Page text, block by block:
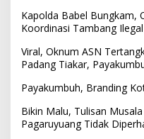
Kapolda Babel Bungkam,
Koordinasi Tambang
Viral, Oknum ASN
Padang Tiakar,
Payakumbuh, Branding
Bikin Malu, Tulisan
Pagaruyuang Tidak